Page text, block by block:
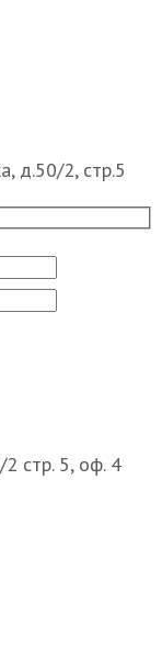
д.50/2, стр.5
стр. 5, оф. 4